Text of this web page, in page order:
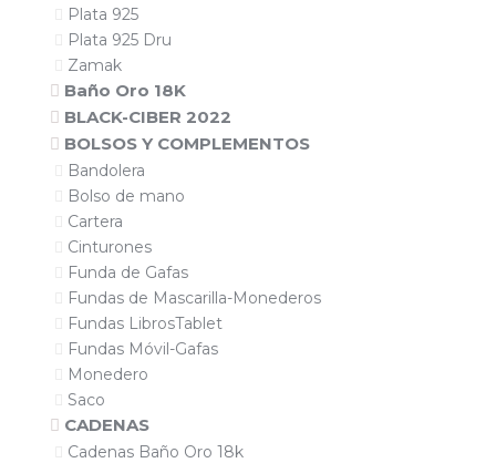
Plata 925
Plata 925 Dru
Zamak
Baño Oro 18K
BLACK-CIBER 2022
BOLSOS Y COMPLEMENTOS
Bandolera
Bolso de mano
Cartera
Cinturones
Funda de Gafas
Fundas de Mascarilla-Monederos
Fundas LibrosTablet
Fundas Móvil-Gafas
Monedero
Saco
CADENAS
Cadenas Baño Oro 18k